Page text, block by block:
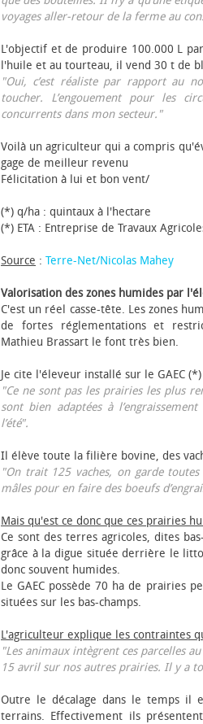
voyages aller-retour de la ferme au
L'objectif et de produire 100.000 L
l'huile et au tourteau, il vend 30 t de
"Oui, c’est réaliste par rapport au
toucher. L’engouement pour les
concurrents dans mon secteur."
Voilà un agriculteur qui a compris
gage de meilleur revenu
Félicitation à lui et bon vent/
(*) q/ha : quintaux à l'hectare
(*) ETA : Entreprise de Travaux
Source : Terre-Net/Nicolas Mahey
Valorisation des zones humides par
C'est un réel casse-tête. Les zones
de fortes réglementations et
Mathieu Brassart le font très bien.
Je cite l'éleveur installé sur le GAEC
"Ce ne sont pas les prairies les plus
sont bien adaptées à
l’été".
Il élève toute la filière bovine, des
"On trait 125 vaches, on garde
mâles pour en faire des bœufs
Mais qu'est ce donc que ces prairies
Ce sont des terres agricoles, dites
grâce à la digue située derrière le
donc souvent humides.
Le GAEC possède 70 ha de prairies
situées sur les bas-champs.
L'agriculteur explique les contraintes
"Les animaux intègrent ces parcelles
15 avril sur nos autres prairies. Il y a
Outre le décalage dans le temps il
terrains. Effectivement ils